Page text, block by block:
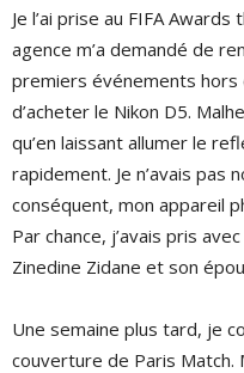
Je l’ai prise au FIFA
agence m’a demandé de
premiers événements hors
d’acheter le Nikon D5.
qu’en laissant allumer le
rapidement. Je n’avais pas
conséquent, mon appareil
Par chance, j’avais pris
Zinedine Zidane et son
Une semaine plus tard, je
couverture de Paris Match.